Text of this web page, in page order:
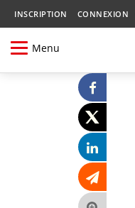
INSCRIPTION CONNEXION
Menu